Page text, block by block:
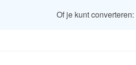
Of je kunt converteren: